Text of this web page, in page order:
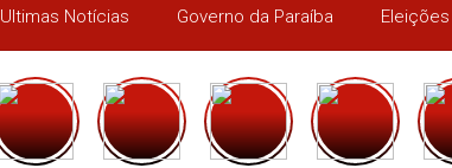
Ultimas Notícias Governo da Paraíba Eleições